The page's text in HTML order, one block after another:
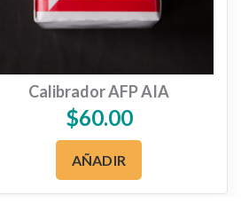
Calibrador AFP AIA
$60.00
AÑADIR